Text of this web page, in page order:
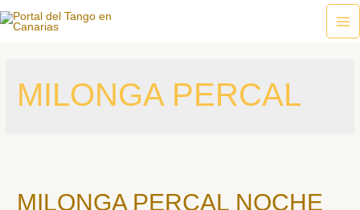
Ir
MILONGA PERCAL
MILONGA PERCAL NOCHE